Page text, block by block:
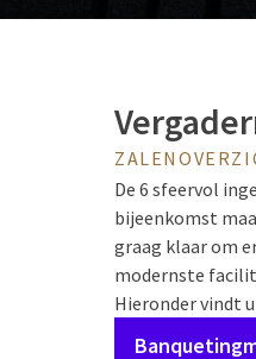
De 6 sfeervol
bijeenkomst
graag klaar om
modernste
Hieronder vindt